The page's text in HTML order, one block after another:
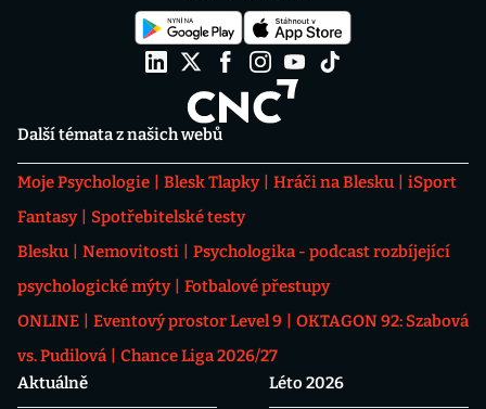
Další témata z našich webů
Moje Psychologie Blesk Tlapky Hráči na Blesku
iSport
Fantasy
Spotřebitelské testy
Blesku
Nemovitosti
Psychologika - podcast rozbíjející
psychologické mýty
Fotbalové přestupy
ONLINE
Eventový prostor Level 9
OKTAGON 92: Szabová
vs. Pudilová
Chance Liga 2026/27
Aktuálně
Léto 2026